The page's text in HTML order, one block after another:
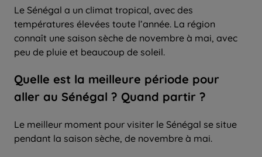
Le Sénégal a un climat tropical, avec des
températures élevées toute l’année. La région
connaît une saison sèche de novembre à mai, avec
peu de pluie et beaucoup de soleil.
Quelle est la meilleure période pour
aller au Sénégal ? Quand partir ?
Le meilleur moment pour visiter le Sénégal se situe
pendant la saison sèche, de novembre à mai.